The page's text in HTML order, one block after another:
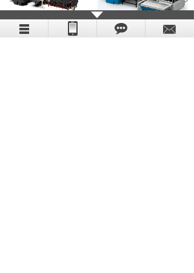
数冲自动上下料设备 G型数冲上下料设备